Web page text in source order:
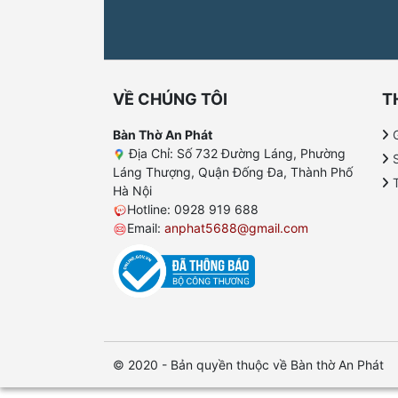
VỀ CHÚNG TÔI
Bàn Thờ An Phát
Địa Chỉ: Số 732 Đường Láng, Phường
Láng Thượng, Quận Đống Đa, Thành Phố
Hà Nội
Hotline: 0928 919 688
Email: anphat5688@gmail.com
© 2020 - Bản quyền thuộc về Bàn thờ An Phát